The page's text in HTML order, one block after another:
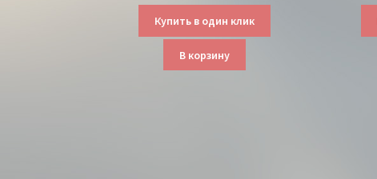
Купить в один клик
В корзину